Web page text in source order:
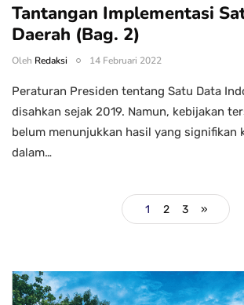
Tantangan Implementasi
Daerah (Bag. 2)
Oleh Redaksi 14 Februari 2022
Peraturan Presiden tentang Satu Data
disahkan sejak 2019. Namun, kebijakan
belum menunjukkan hasil yang signifikan
dalam…
1 2 3 »